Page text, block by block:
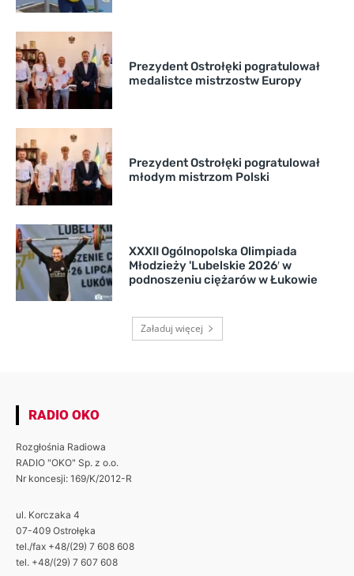
Prezydent Ostrołęki pogratulował
medalistce mistrzostw Europy
Prezydent Ostrołęki pogratulował
młodym mistrzom Polski
XXXII Ogólnopolska Olimpiada
Młodzieży 'Lubelskie 2026′ w
podnoszeniu ciężarów w Łukowie
Załaduj więcej
RADIO OKO
Rozgłośnia Radiowa
RADIO "OKO" Sp. z o.o.
Nr koncesji: 169/K/2012-R
ul. Korczaka 4
07-409 Ostrołęka
tel./fax +48/(29) 7 608 608
tel. +48/(29) 7 607 608